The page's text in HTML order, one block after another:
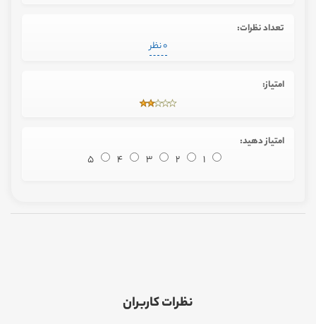
تعداد نظرات:
0 نظر
امتیاز:
امتیاز دهید:
1
2
3
4
5
نظرات کاربران